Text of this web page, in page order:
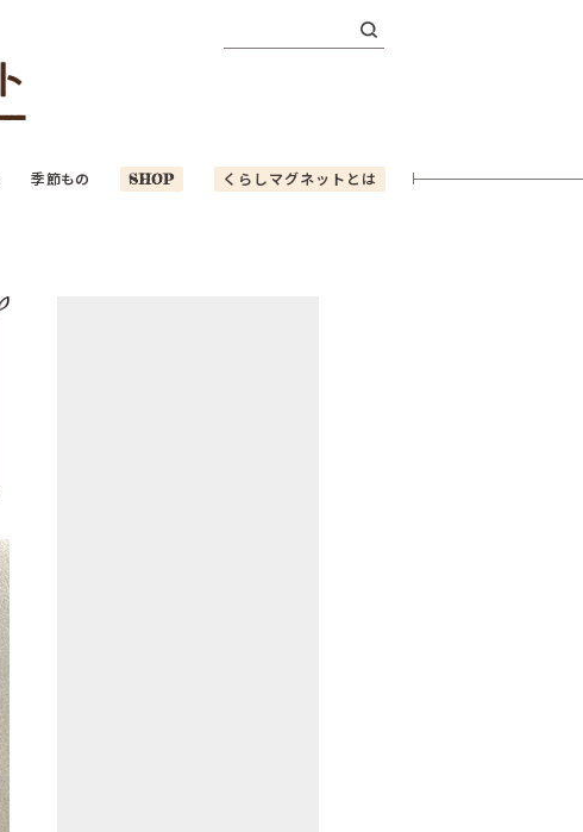
季節もの SHOP くらしマグネットとは